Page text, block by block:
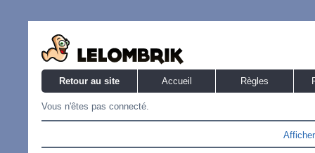
Retour au site Accueil Règles
Vous n'êtes pas connecté.